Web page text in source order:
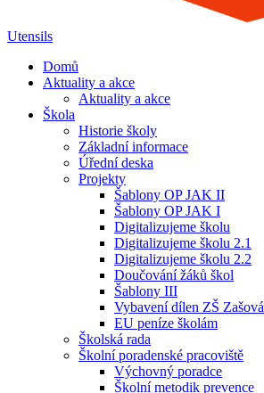
Utensils
Domů
Aktuality a akce
Aktuality a akce
Škola
Historie školy
Základní informace
Úřední deska
Projekty
Šablony OP JAK II
Šablony OP JAK I
Digitalizujeme školu
Digitalizujeme školu 2.1
Digitalizujeme školu 2.2
Doučování žáků škol
Šablony III
Vybavení dílen ZŠ Zašová
EU peníze školám
Školská rada
Školní poradenské pracoviště
Výchovný poradce
Školní metodik prevence